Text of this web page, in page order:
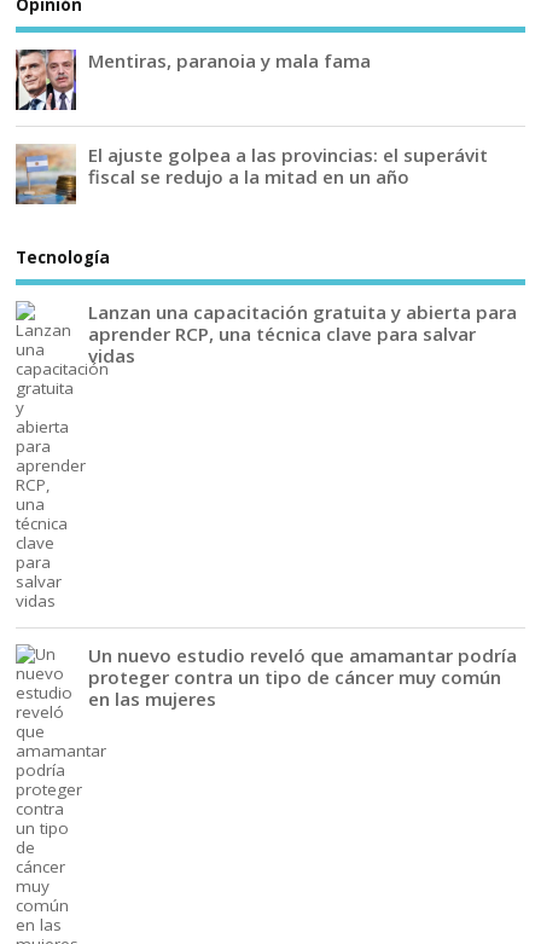
Opinión
Mentiras, paranoia y mala fama
El ajuste golpea a las provincias: el superávit
fiscal se redujo a la mitad en un año
Tecnología
Lanzan una capacitación gratuita y abierta para
aprender RCP, una técnica clave para salvar
vidas
Un nuevo estudio reveló que amamantar podría
proteger contra un tipo de cáncer muy común
en las mujeres